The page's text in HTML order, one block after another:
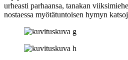
urheasti parhaansa, tanakan
nostaessa myötätuntoisen hymyn